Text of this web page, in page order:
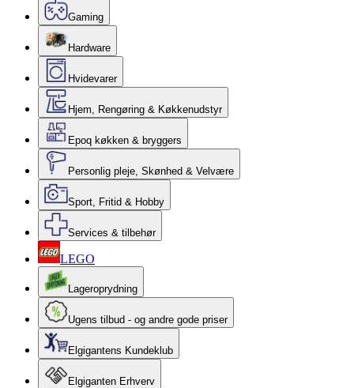
Gaming
Hardware
Hvidevarer
Hjem, Rengøring & Køkkenudstyr
Epoq køkken & bryggers
Personlig pleje, Skønhed & Velvære
Sport, Fritid & Hobby
Services & tilbehør
LEGO
Lageroprydning
Ugens tilbud - og andre gode priser
Elgigantens Kundeklub
Elgiganten Erhverv